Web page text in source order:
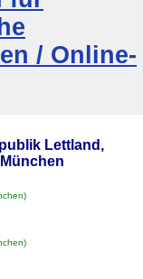
/ Online-
Lettland,